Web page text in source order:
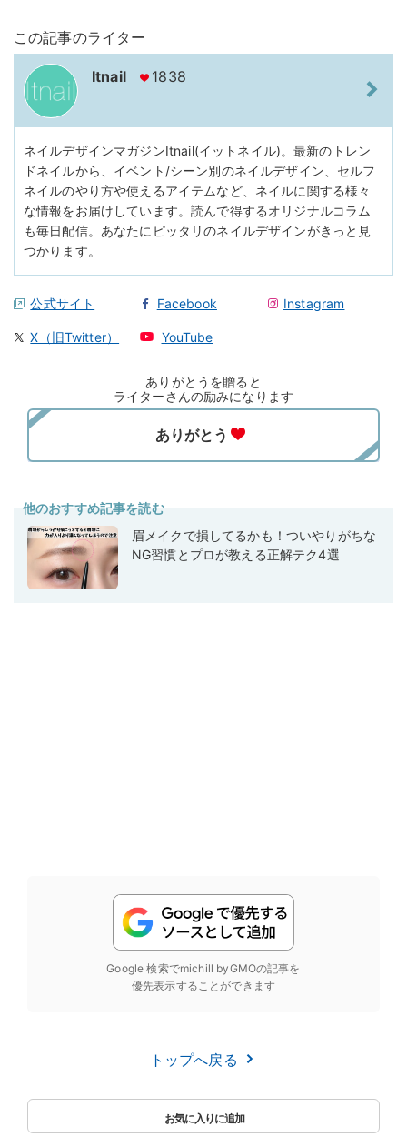
この記事のライター
Itnail 1838
ネイルデザインマガジンItnail(イットネイル)。最新のトレン
ドネイルから、イベント/シーン別のネイルデザイン、セルフ
ネイルのやり方や使えるアイテムなど、ネイルに関する様々
な情報をお届けしています。読んで得するオリジナルコラム
も毎日配信。あなたにピッタリのネイルデザインがきっと見
つかります。
公式サイト Facebook Instagram
X（旧Twitter） YouTube
ありがとうを贈ると
ライターさんの励みになります
他のおすすめ記事を読む
眉メイクで損してるかも！ついやりがちな
NG習慣とプロが教える正解テク4選
Google 検索でmichill byGMOの記事を
優先表示することができます
トップへ戻る